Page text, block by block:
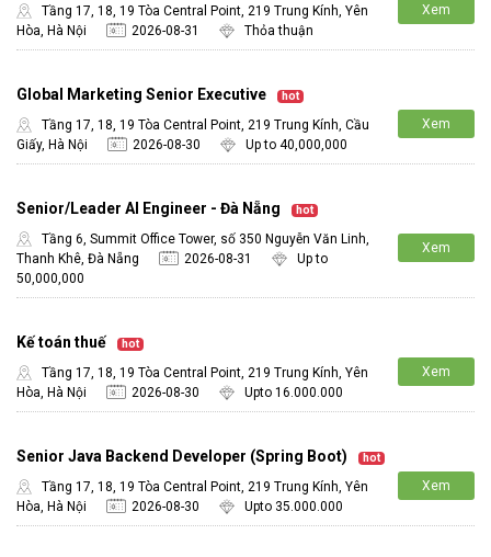
Tầng 17, 18, 19 Tòa Central Point, 219 Trung Kính, Yên
Hòa, Hà Nội
2026-08-31 Thỏa thuận
Xem
Global Marketing Senior Executive hot
Tầng 17, 18, 19 Tòa Central Point, 219 Trung Kính, Cầu
Giấy, Hà Nội
2026-08-30 Up to 40,000,000
Xem
Senior/Leader AI Engineer - Đà Nẵng hot
Tầng 6, Summit Office Tower, số 350 Nguyễn Văn Linh,
Thanh Khê, Đà Nẵng
2026-08-31
Up to
50,000,000
Xem
Kế toán thuế hot
Tầng 17, 18, 19 Tòa Central Point, 219 Trung Kính, Yên
Hòa, Hà Nội
2026-08-30 Upto 16.000.000
Xem
Senior Java Backend Developer (Spring Boot) hot
Tầng 17, 18, 19 Tòa Central Point, 219 Trung Kính, Yên
Hòa, Hà Nội
2026-08-30 Upto 35.000.000
Xem